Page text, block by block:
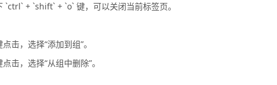
+ `shift` + `o` 键，可以关闭当前标签页。
击，选择“添加到组”。
击，选择“从组中删除”。